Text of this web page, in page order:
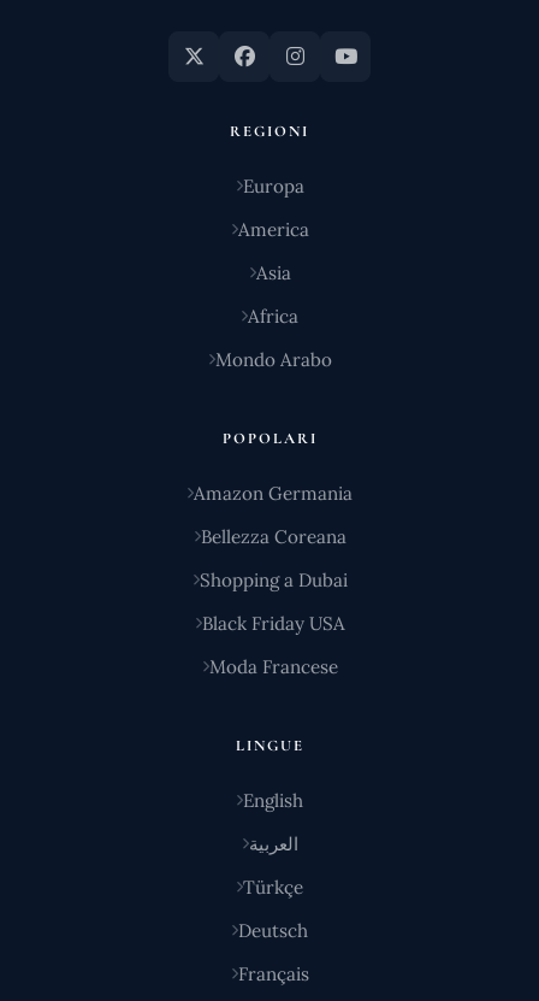
REGIONI
Europa
America
Asia
Africa
Mondo Arabo
POPOLARI
Amazon Germania
Bellezza Coreana
Shopping a Dubai
Black Friday USA
Moda Francese
LINGUE
English
العربية
Türkçe
Deutsch
Français